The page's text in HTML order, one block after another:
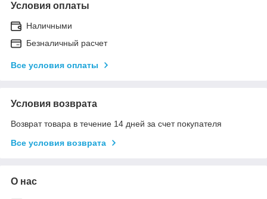
Условия оплаты
Наличными
Безналичный расчет
Все условия оплаты
Условия возврата
Возврат товара в течение 14 дней за счет покупателя
Все условия возврата
О нас